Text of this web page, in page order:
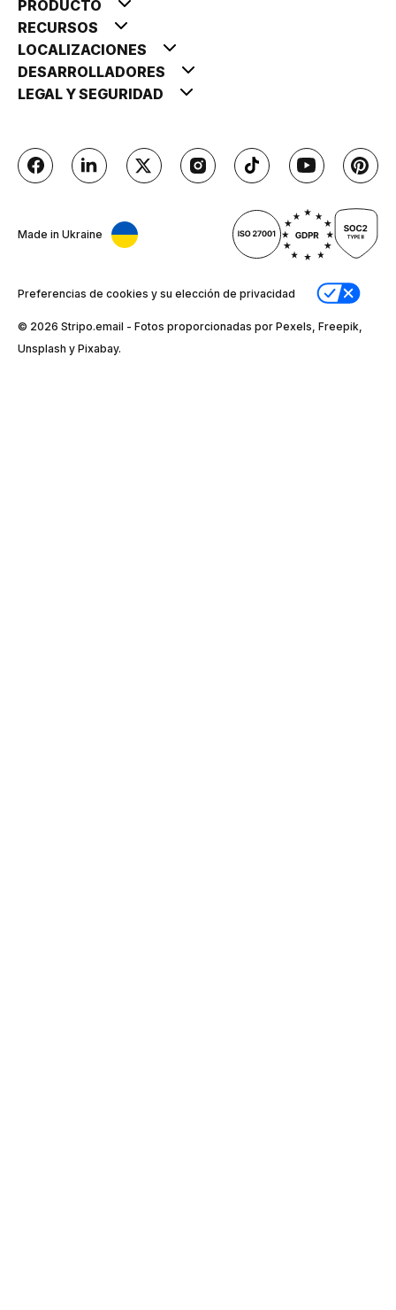
PRODUCTO
RECURSOS
LOCALIZACIONES
DESARROLLADORES
LEGAL Y SEGURIDAD
Made in Ukraine
Preferencias de cookies y su elección de privacidad
© 2026 Stripо.email - Fotos proporcionadas por Pexels, Freepik,
Unsplash y Pixabay.